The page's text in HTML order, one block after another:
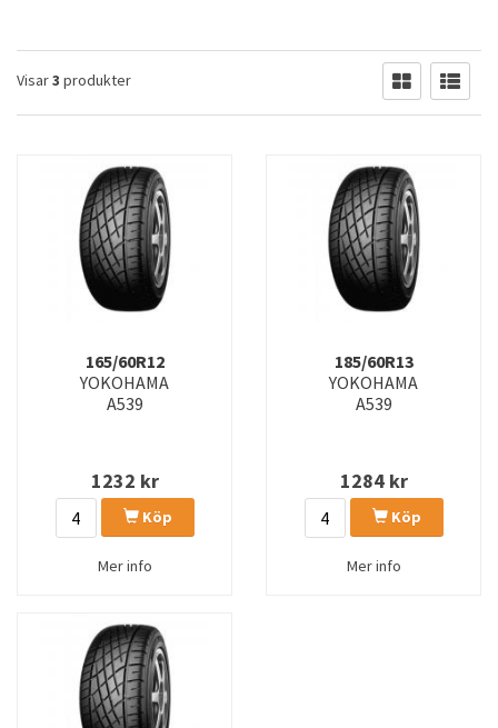
Visar3 produkter
165/60R12
YOKOHAMA
A539
1232 kr
Köp
Mer info
185/60R13
YOKOHAMA
A539
1284kr
Köp
Mer info